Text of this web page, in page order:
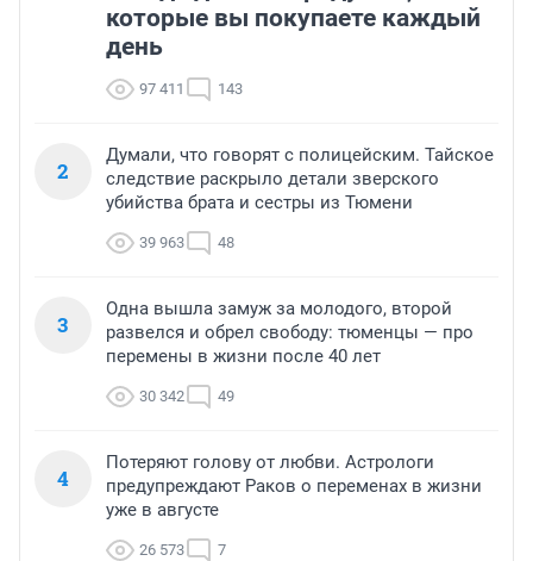
которые вы покупаете каждый
день
97 411 143
2
Думали, что говорят с полицейским. Тайское
следствие раскрыло детали зверского
убийства брата и сестры из Тюмени
39 963 48
3
Одна вышла замуж за молодого, второй
развелся и обрел свободу: тюменцы — про
перемены в жизни после 40 лет
30 342 49
4
Потеряют голову от любви. Астрологи
предупреждают Раков о переменах в жизни
уже в августе
26 573 7